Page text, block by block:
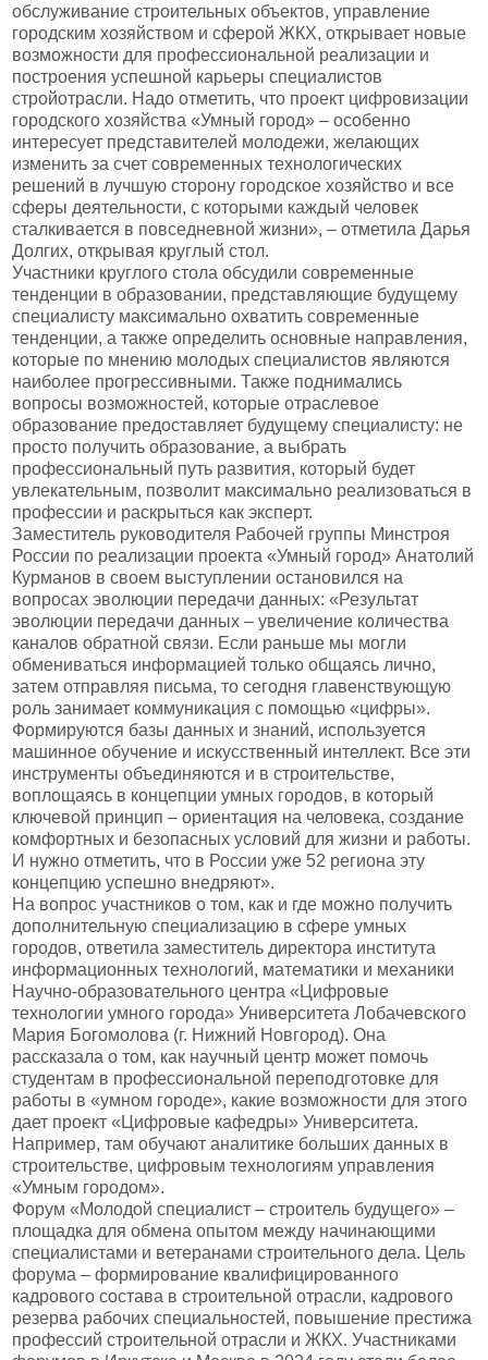
обслуживание строительных объектов, управление
городским хозяйством и сферой ЖКХ, открывает новые
возможности для профессиональной реализации и
построения успешной карьеры специалистов
стройотрасли. Надо отметить, что проект цифровизации
городского хозяйства «Умный город» – особенно
интересует представителей молодежи, желающих
изменить за счет современных технологических
решений в лучшую сторону городское хозяйство и все
сферы деятельности, с которыми каждый человек
сталкивается в повседневной жизни», – отметила Дарья
Долгих, открывая круглый стол.
Участники круглого стола обсудили современные
тенденции в образовании, представляющие будущему
специалисту максимально охватить современные
тенденции, а также определить основные направления,
которые по мнению молодых специалистов являются
наиболее прогрессивными. Также поднимались
вопросы возможностей, которые отраслевое
образование предоставляет будущему специалисту: не
просто получить образование, а выбрать
профессиональный путь развития, который будет
увлекательным, позволит максимально реализоваться в
профессии и раскрыться как эксперт.
Заместитель руководителя Рабочей группы Минстроя
России по реализации проекта «Умный город» Анатолий
Курманов в своем выступлении остановился на
вопросах эволюции передачи данных: «Результат
эволюции передачи данных – увеличение количества
каналов обратной связи. Если раньше мы могли
обмениваться информацией только общаясь лично,
затем отправляя письма, то сегодня главенствующую
роль занимает коммуникация с помощью «цифры».
Формируются базы данных и знаний, используется
машинное обучение и искусственный интеллект. Все эти
инструменты объединяются и в строительстве,
воплощаясь в концепции умных городов, в который
ключевой принцип – ориентация на человека, создание
комфортных и безопасных условий для жизни и работы.
И нужно отметить, что в России уже 52 региона эту
концепцию успешно внедряют».
На вопрос участников о том, как и где можно получить
дополнительную специализацию в сфере умных
городов, ответила заместитель директора института
информационных технологий, математики и механики
Научно-образовательного центра «Цифровые
технологии умного города» Университета Лобачевского
Мария Богомолова (г. Нижний Новгород). Она
рассказала о том, как научный центр может помочь
студентам в профессиональной переподготовке для
работы в «умном городе», какие возможности для этого
дает проект «Цифровые кафедры» Университета.
Например, там обучают аналитике больших данных в
строительстве, цифровым технологиям управления
«Умным городом».
Форум «Молодой специалист – строитель будущего» –
площадка для обмена опытом между начинающими
специалистами и ветеранами строительного дела. Цель
форума – формирование квалифицированного
кадрового состава в строительной отрасли, кадрового
резерва рабочих специальностей, повышение престижа
профессий строительной отрасли и ЖКХ. Участниками